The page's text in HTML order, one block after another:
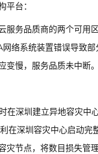
台：
服务品质商的两个可
络系统装置错误导致
慢，服务品质未中断
在深圳建立异地容灾
在深圳容灾中心启动
节点，将数目损失管